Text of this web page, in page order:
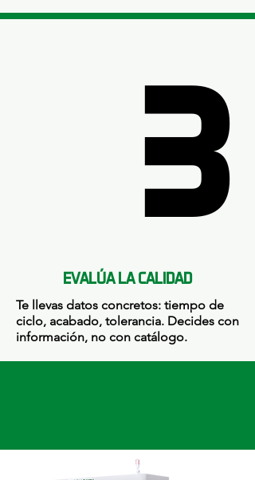
3
3
EVALÚA LA CALIDAD
Te llevas datos concretos: tiempo de
ciclo, acabado, tolerancia. Decides con
información, no con catálogo.